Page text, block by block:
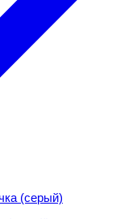
(серый)